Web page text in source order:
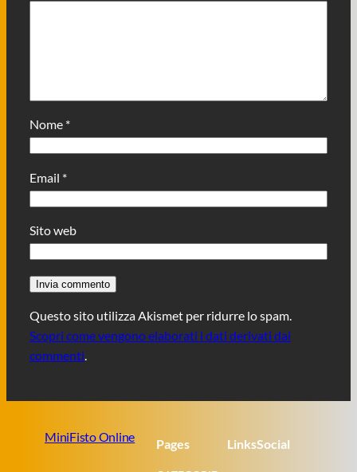
Nome *
Email *
Sito web
Questo sito utilizza Akismet per ridurre lo spam.
Scopri come vengono elaborati i dati derivati dai
commenti.
MiniFisto Online Pages LinksSocial